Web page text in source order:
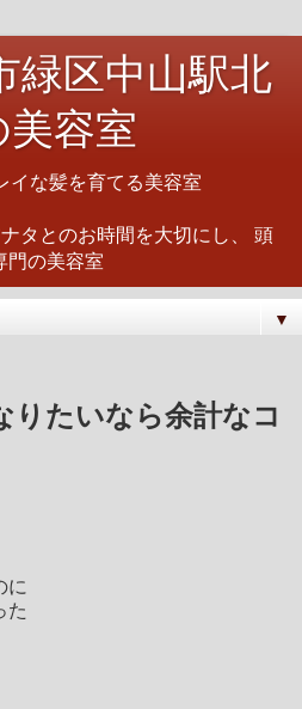
緑区中山駅北
美容室
イな髪を育てる美容室
のお時間を大切にし、 頭
門の美容室
▼
りたいなら余計なコ
に
た